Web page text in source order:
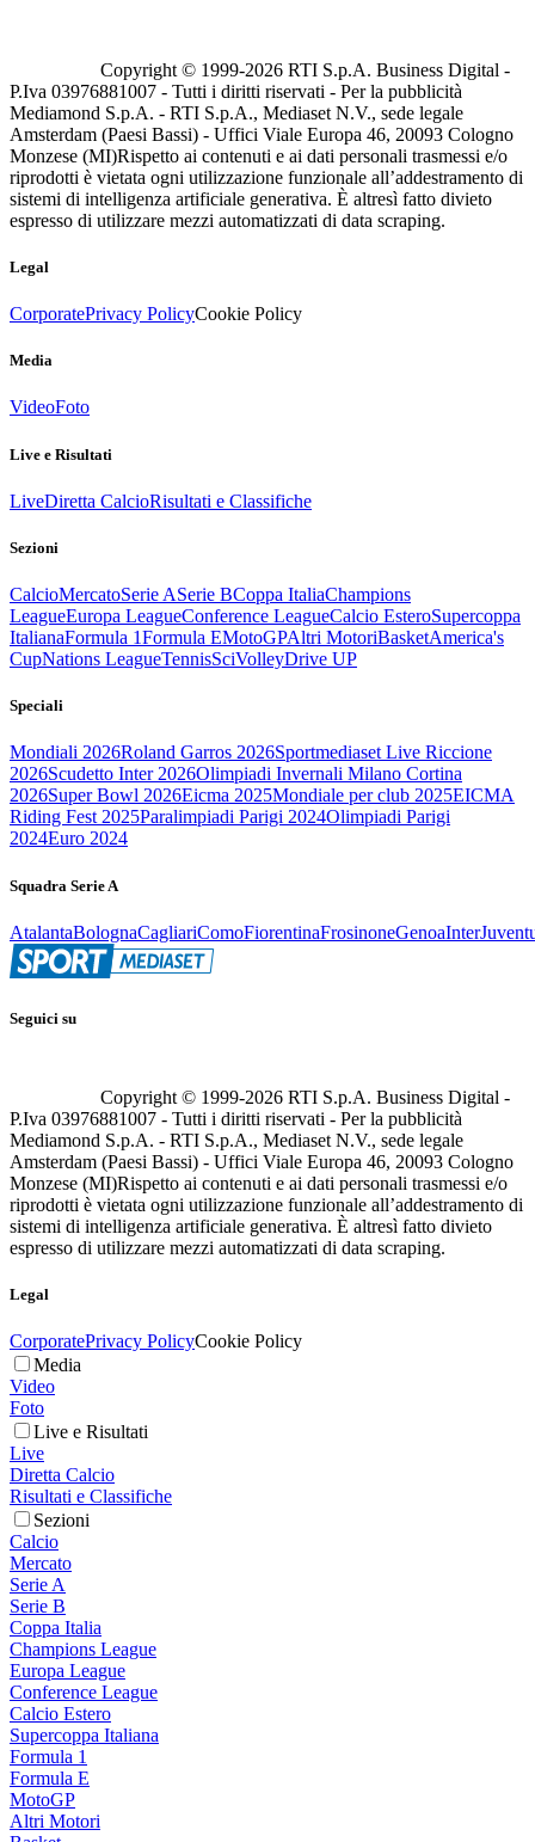
Copyright © 1999-2026 RTI S.p.A. Business Digital -
P.Iva 03976881007 - Tutti i diritti riservati - Per la pubblicità
Mediamond S.p.A. - RTI S.p.A., Mediaset N.V., sede legale
Amsterdam (Paesi Bassi) - Uffici Viale Europa 46, 20093 Cologno
Monzese (MI)Rispetto ai contenuti e ai dati personali trasmessi e/o
riprodotti è vietata ogni utilizzazione funzionale all’addestramento di
sistemi di intelligenza artificiale generativa. È altresì fatto divieto
espresso di utilizzare mezzi automatizzati di data scraping.
Legal
CorporatePrivacy PolicyCookie Policy
Media
VideoFoto
Live e Risultati
LiveDiretta CalcioRisultati e Classifiche
Sezioni
CalcioMercatoSerie ASerie BCoppa ItaliaChampions
LeagueEuropa LeagueConference LeagueCalcio EsteroSupercoppa
ItalianaFormula 1Formula EMotoGPAltri MotoriBasketAmerica's
CupNations LeagueTennisSciVolleyDrive UP
Speciali
Mondiali 2026Roland Garros 2026Sportmediaset Live Riccione
2026Scudetto Inter 2026Olimpiadi Invernali Milano Cortina
2026Super Bowl 2026Eicma 2025Mondiale per club 2025EICMA
Riding Fest 2025Paralimpiadi Parigi 2024Olimpiadi Parigi
2024Euro 2024
Squadra Serie A
AtalantaBolognaCagliariComoFiorentinaFrosinoneGenoaInter
Seguici su
Copyright © 1999-2026 RTI S.p.A. Business Digital -
P.Iva 03976881007 - Tutti i diritti riservati - Per la pubblicità
Mediamond S.p.A. - RTI S.p.A., Mediaset N.V., sede legale
Amsterdam (Paesi Bassi) - Uffici Viale Europa 46, 20093 Cologno
Monzese (MI)Rispetto ai contenuti e ai dati personali trasmessi e/o
riprodotti è vietata ogni utilizzazione funzionale all’addestramento di
sistemi di intelligenza artificiale generativa. È altresì fatto divieto
espresso di utilizzare mezzi automatizzati di data scraping.
Legal
CorporatePrivacy PolicyCookie Policy
Media
Video
Foto
Live e Risultati
Live
Diretta Calcio
Risultati e Classifiche
Sezioni
Calcio
Mercato
Serie A
Serie B
Coppa Italia
Champions League
Europa League
Conference League
Calcio Estero
Supercoppa Italiana
Formula 1
Formula E
MotoGP
Altri Motori